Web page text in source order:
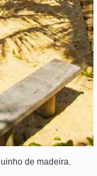
de madeira.